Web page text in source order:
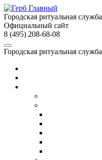
Городская ритуальная служба
Официальный сайт
8 (495) 208-68-08
Городская ритуальная служба